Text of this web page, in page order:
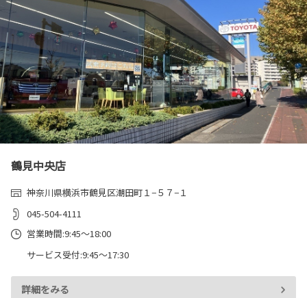
鶴見中央店
神奈川県横浜市鶴見区潮田町１−５７−１
045-504-4111
営業時間:9:45～18:00
サービス受付:9:45～17:30
詳細をみる